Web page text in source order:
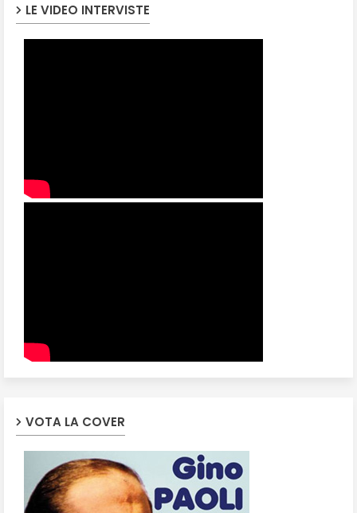
LE VIDEO INTERVISTE
VOTA LA COVER